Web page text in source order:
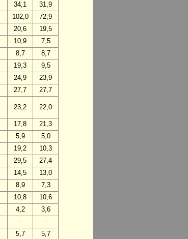
34,1
31,9
102,0
72,9
20,6
19,5
10,9
7,5
8,7
8,7
19,3
9,5
24,9
23,9
27,7
27,7
23,2 22,0
17,8
21,3
5,9
5,0
19,2
10,3
29,5
27,4
14,5
13,0
8,9
7,3
10,8
10,6
4,2
3,6
-
-
5,7 5,7